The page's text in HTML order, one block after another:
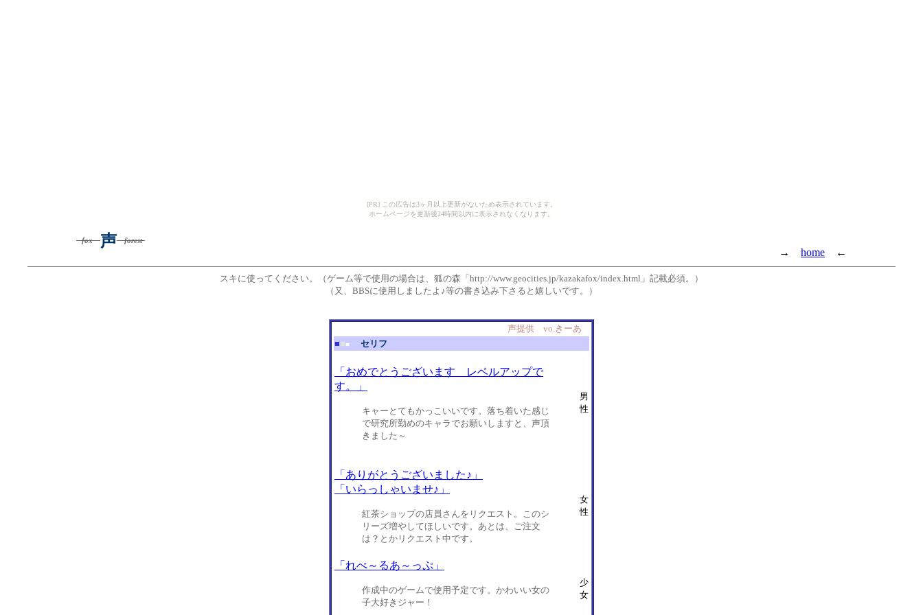
[PR] この広告は3ヶ月以上更新がないため表示されています。
ホームページを更新後24時間以内に表示されなくなります。
--fox声forest-
→ home ←
スキに使ってください。（ゲーム等で使用の場合は、狐の森「http://www.geocities.jp/kazakafox/index.html」記載必須。）
（又、BBSに使用しましたよ♪等の書き込み下さると嬉しいです。）
声提供 vo.きーあ
■■■ セリフ
「おめでとうございます レベルアップで
す。」
キャーとてもかっこいいです。落ち着いた感じ
で研究所勤めのキャラでお願いしますと、声頂
きました～
男
性
「ありがとうございました♪」
「いらっしゃいませ♪」
紅茶ショップの店員さんをリクエスト。このシ
リーズ増やしてほしいです。あとは、ご注文
は？とかリクエスト中です。
女
性
「れべ～るあ～っぷ」
作成中のゲームで使用予定です。かわいい女の
子大好きジャー！
少
女